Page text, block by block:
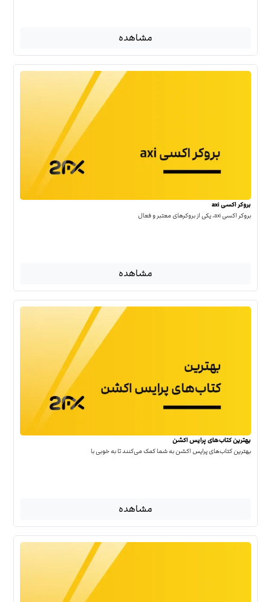
مشاهده
بروکر اکسی axi
بروکر اکسی axi، یکی از بروکرهای معتبر و فعال
مشاهده
بهترین کتاب‌‌های پرایس اکشن
بهترین کتاب‌‌های پرایس اکشن به شما کمک می‌کنند تا به خوبی با
مشاهده